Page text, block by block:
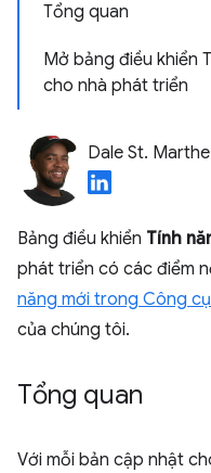
Tổng quan
Mở bảng điều khiển
cho nhà phát triển
Dale St. Marthe
Bảng điều khiển Tính
phát triển có các điểm
năng mới trong Công
của chúng tôi.
Tổng quan
Với mỗi bản cập nhật